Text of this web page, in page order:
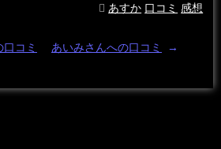
あすか 口コミ 感想
コミ あいみさんへの口コミ →